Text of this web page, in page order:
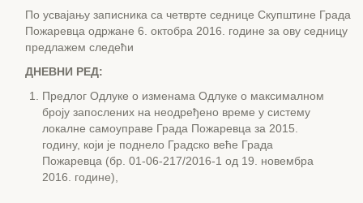
По усвајању записника са четврте седнице Скупштине Града
Пожаревца одржане 6. октобра 2016. године за ову седницу
предлажем следећи
ДНЕВНИ РЕД:
Предлог Одлуке о изменама Одлуке о максималном
броју запослених на неодређено време у систему
локалне самоуправе Града Пожаревца за 2015.
годину, који је поднело Градско веће Града
Пожаревца (бр. 01-06-217/2016-1 од 19. новембра
2016. године),